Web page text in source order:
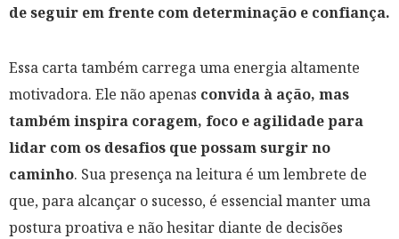
de seguir em frente com determinação e confiança.
Essa carta também carrega uma energia altamente
motivadora. Ele não apenas convida à ação, mas
também inspira coragem, foco e agilidade para
lidar com os desafios que possam surgir no
caminho. Sua presença na leitura é um lembrete de
que, para alcançar o sucesso, é essencial manter uma
postura proativa e não hesitar diante de decisões